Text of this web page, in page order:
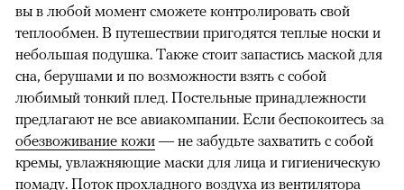
вы в любой момент сможете контролировать свой
теплообмен. В путешествии пригодятся теплые носки и
небольшая подушка. Также стоит запастись маской для
сна, берушами и по возможности взять с собой
любимый тонкий плед. Постельные принадлежности
предлагают не все авиакомпании. Если беспокоитесь за
обезвоживание кожи — не забудьте захватить с собой
кремы, увлажняющие маски для лица и гигиеническую
помаду. Поток прохладного воздуха из вентилятора